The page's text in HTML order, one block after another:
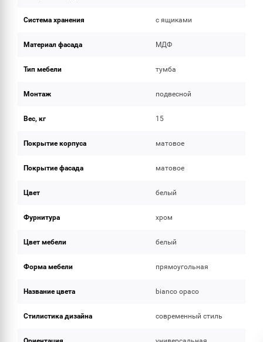
Система хранения с ящиками
Материал фасада МДФ
Тип мебели тумба
Монтаж подвесной
Вес, кг 15
Покрытие корпуса матовое
Покрытие фасада матовое
Цвет белый
Фурнитура хром
Цвет мебели белый
Форма мебели прямоугольная
Название цвета bianco opaco
Стилистика дизайна современный стиль